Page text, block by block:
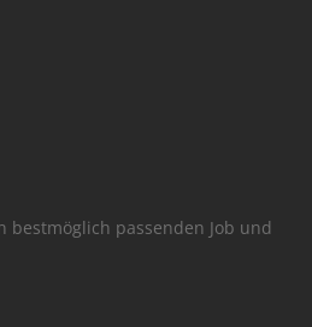
bestmöglich passenden Job und